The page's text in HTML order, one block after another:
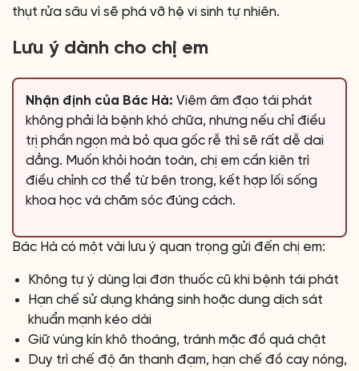
thụt rửa sâu vì sẽ phá vỡ hệ vi sinh tự nhiên.
Lưu ý dành cho chị em
Nhận định của Bác Hà: Viêm âm đạo tái phát
không phải là bệnh khó chữa, nhưng nếu chỉ điều
trị phần ngọn mà bỏ qua gốc rễ thì sẽ rất dễ dai
dẳng. Muốn khỏi hoàn toàn, chị em cần kiên trì
điều chỉnh cơ thể từ bên trong, kết hợp lối sống
khoa học và chăm sóc đúng cách.
Bác Hà có một vài lưu ý quan trọng gửi đến chị em:
Không tự ý dùng lại đơn thuốc cũ khi bệnh tái phát
Hạn chế sử dụng kháng sinh hoặc dung dịch sát
khuẩn mạnh kéo dài
Giữ vùng kín khô thoáng, tránh mặc đồ quá chật
Duy trì chế độ ăn thanh đạm, hạn chế đồ cay nóng,